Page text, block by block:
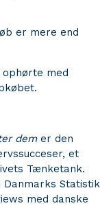
er mere end
ophørte med
demer den
et
Tænketank.
Statistik
med danske